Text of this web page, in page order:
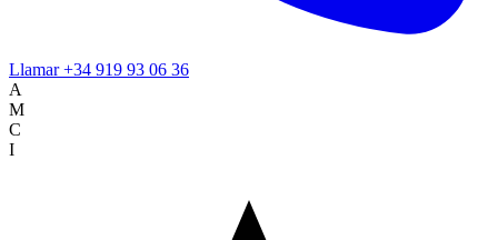
Llamar+34 919 93 06 36
A
M
C
I